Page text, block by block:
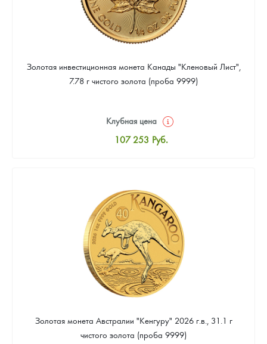
Золотая инвестиционная монета Канады "Кленовый Лист",
7.78 г чистого золота (проба 9999)
Клубная цена
107 253 Руб.
Цена выкупа
96 061 Руб.
Золотая монета Австралии "Кенгуру" 2026 г.в., 31.1 г
чистого золота (проба 9999)